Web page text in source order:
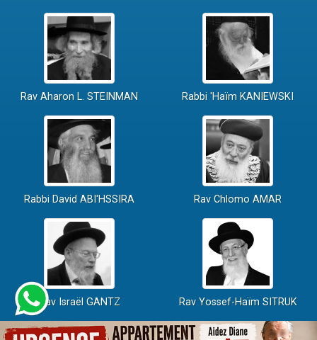
Rav Aharon L. STEINMAN Rabbi 'Haïm KANIEWSKI
Rabbi David ABI'HSSIRA Rav Chlomo AMAR
Rav Israël GANTZ Rav Yossef-Haïm SITRUK